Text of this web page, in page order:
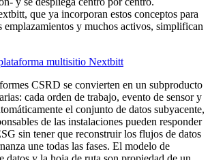
que ya incorporan estos conceptos para
emplazamientos y muchos activos, simplifican
multisitio Nextbitt
CSRD se convierten en un subproducto
cada orden de trabajo, evento de sensor y
el conjunto de datos subyacente,
de las instalaciones pueden responder
sin tener que reconstruir los flujos de datos
une todas las fases. El modelo de